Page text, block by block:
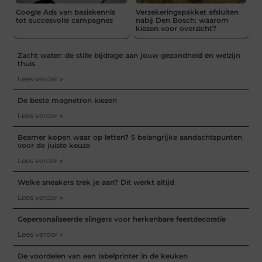
Google Ads van basiskennis
tot succesvolle campagnes
Verzekeringspakket afsluiten
nabij Den Bosch: waarom
kiezen voor overzicht?
Zacht water: de stille bijdrage aan jouw gezondheid en welzijn
thuis
Lees verder »
De beste magnetron kiezen
Lees verder »
Beamer kopen waar op letten? 5 belangrijke aandachtspunten
voor de juiste keuze
Lees verder »
Welke sneakers trek je aan? Dit werkt altijd
Lees verder »
Gepersonaliseerde slingers voor herkenbare feestdecoratie
Lees verder »
De voordelen van een labelprinter in de keuken